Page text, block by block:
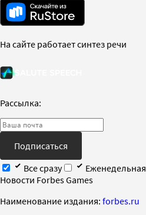
На сайте работает синтез речи
Рассылка:
Подписаться
Все сразу
Еженедельная
Новости Forbes Games
Наименование издания: forbes.ru